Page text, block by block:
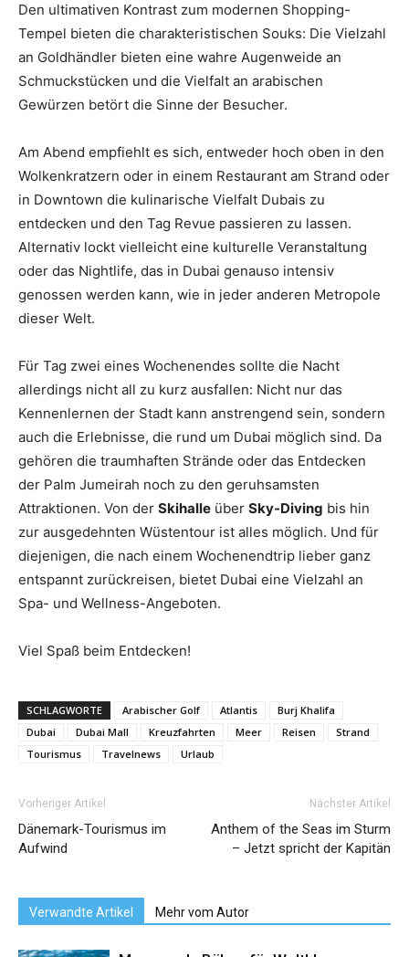
Den ultimativen Kontrast zum modernen Shopping-
Tempel bieten die charakteristischen Souks: Die Vielzahl
an Goldhändler bieten eine wahre Augenweide an
Schmuckstücken und die Vielfalt an arabischen
Gewürzen betört die Sinne der Besucher.
Am Abend empfiehlt es sich, entweder hoch oben in den
Wolkenkratzern oder in einem Restaurant am Strand oder
in Downtown die kulinarische Vielfalt Dubais zu
entdecken und den Tag Revue passieren zu lassen.
Alternativ lockt vielleicht eine kulturelle Veranstaltung
oder das Nightlife, das in Dubai genauso intensiv
genossen werden kann, wie in jeder anderen Metropole
dieser Welt.
Für Tag zwei eines Wochenendes sollte die Nacht
allerdings nicht all zu kurz ausfallen: Nicht nur das
Kennenlernen der Stadt kann anstrengend sein, sondern
auch die Erlebnisse, die rund um Dubai möglich sind. Da
gehören die traumhaften Strände oder das Entdecken
der Palm Jumeirah noch zu den geruhsamsten
Attraktionen. Von der Skihalle über Sky-Diving bis hin
zur ausgedehnten Wüstentour ist alles möglich. Und für
diejenigen, die nach einem Wochenendtrip lieber ganz
entspannt zurückreisen, bietet Dubai eine Vielzahl an
Spa- und Wellness-Angeboten.
Viel Spaß beim Entdecken!
SCHLAGWORTE Arabischer Golf Atlantis
Burj Khalifa
Dubai
Dubai Mall Kreuzfahrten Meer Reisen
Strand
Tourismus
Travelnews Urlaub
Vorheriger Artikel
Dänemark-Tourismus im
Aufwind
Nächster Artikel
Anthem of the Seas im Sturm
– Jetzt spricht der Kapitän
Verwandte Artikel Mehr vom Autor